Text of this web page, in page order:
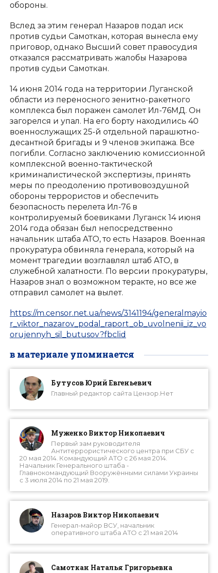
обороны.
Вслед за этим генерал Назаров подал иск
против судьи Самоткан, которая вынесла ему
приговор, однако Высший совет правосудия
отказался рассматривать жалобы Назарова
против судьи Самоткан.
14 июня 2014 года на территории Луганской
области из переносного зенитно-ракетного
комплекса был поражен самолет Ил-76МД. Он
загорелся и упал. На его борту находились 40
военнослужащих 25-й отдельной парашютно-
десантной бригады и 9 членов экипажа. Все
погибли. Согласно заключению комиссионной
комплексной военно-тактической
криминалистической экспертизы, принять
меры по преодолению противовоздушной
обороны террористов и обеспечить
безопасность перелета Ил-76 в
контролируемый боевиками Луганск 14 июня
2014 года обязан был непосредственно
начальник штаба АТО, то есть Назаров. Военная
прокуратура обвиняла генерала, который на
момент трагедии возглавлял штаб АТО, в
служебной халатности. По версии прокуратуры,
Назаров знал о возможном теракте, но все же
отправил самолет на вылет.
https://m.censor.net.ua/news/3141194/generalmayio
r_viktor_nazarov_podal_raport_ob_uvolnenii_iz_vo
orujennyh_sil_butusov?fbclid
в материале упоминается
Бутусов Юрий Евгеньевич
Главный редактор сайта Цензор.Нет
Муженко Виктор Николаевич
Первый зам руководителя
Антитеррористического центра при СБУ с
20 мая 2014. Командующий АТО с 26 мая 2014.
Начальник Генерального штаба -
Главнокомандующий Вооружёнными силами Украины
с 3 июля 2014 по 21 мая 2019.
Назаров Виктор Николаевич
Генерал-майор ВСУ, начальник
оперативного штаба АТО с 21 мая 2014
Самоткан Наталья Григорьевна